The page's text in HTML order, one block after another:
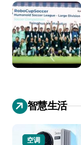
智慧生活
空调